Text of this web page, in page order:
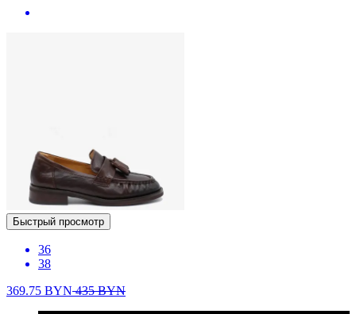
Быстрый просмотр
36
38
369.75 BYN435BYN